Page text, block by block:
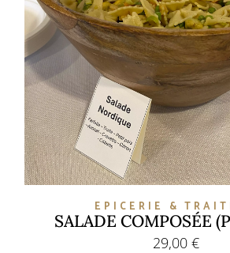
EPICERIE &
SALADE COMPOSÉE
29,00€